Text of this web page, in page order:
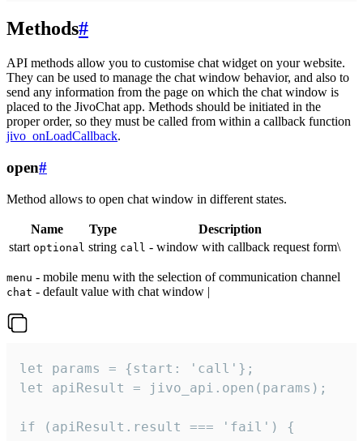
Methods#
API methods allow you to customise chat widget on your website.
They can be used to manage the chat window behavior, and also to
send any information from the page on which the chat window is
placed to the JivoChat app. Methods should be initiated in the
proper order, so they must be called from within a callback function
jivo_onLoadCallback.
open#
Method allows to open chat window in different states.
Name Type
Description
start optional string call - window with callback request form\
menu - mobile menu with the selection of communication channel
chat - default value with chat window |
let params = {start: 'call'};
let apiResult = jivo_api.open(params);
if (apiResult.result === 'fail') {